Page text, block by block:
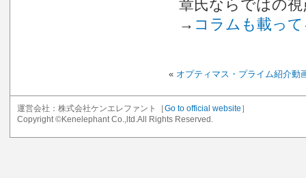
章氏ならではの
→ コラムも載っ
« オプティマス・プライム紹介動
運営会社：株式会社ケンエレファント［Go to official website ］
Copyright ©Kenelephant Co.,ltd.All Rights Reserved.